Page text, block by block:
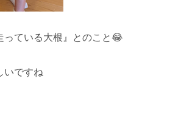
っている大根』とのこと😂
いですね